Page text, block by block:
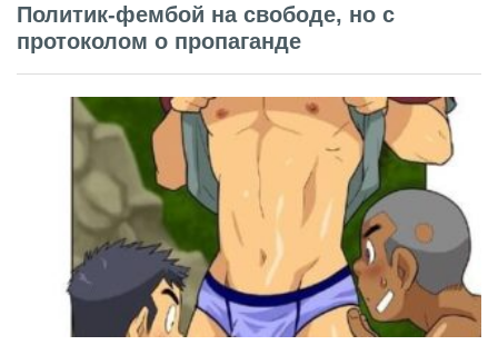
Политик-фембой на свободе, но с
протоколом о пропаганде